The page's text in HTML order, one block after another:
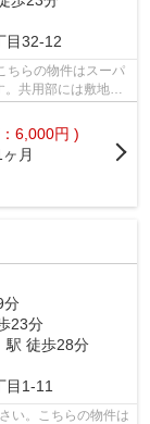
目32-12
ちらの物件はスーパ
共用部には敷地内
6,000円 )
ヶ月
分
23分
駅 徒歩28分
目1-11
い。こちらの物件は